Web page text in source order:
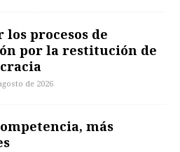
los procesos de
por la restitución de
de 2026
más